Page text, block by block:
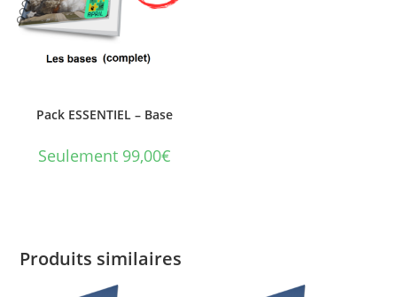
Pack ESSENTIEL – Base
Seulement 99,00€
Produits similaires